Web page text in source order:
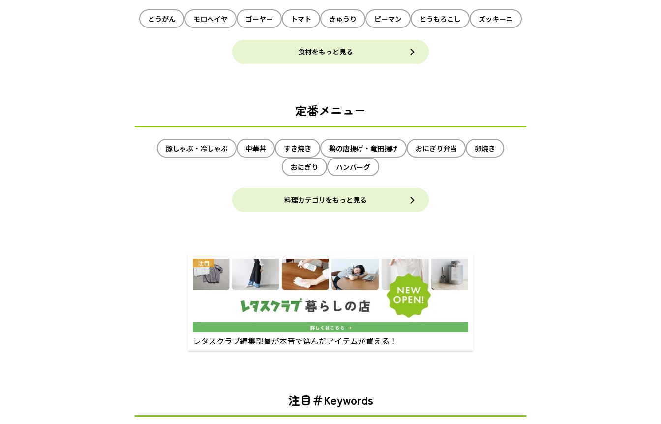
とうがん モロヘイヤ ゴーヤー トマト きゅうり ピーマン とうもろこし ズッキーニ
食材をもっと見る
定番メニュー
豚しゃぶ・冷しゃぶ 中華丼 すき焼き 鶏の唐揚げ・竜田揚げ おにぎり弁当
卵焼き
おにぎり
ハンバーグ
料理カテゴリをもっと見る
注目
レタスクラブ編集部員が本音で選んだアイテムが買える！
注目＃Keywords